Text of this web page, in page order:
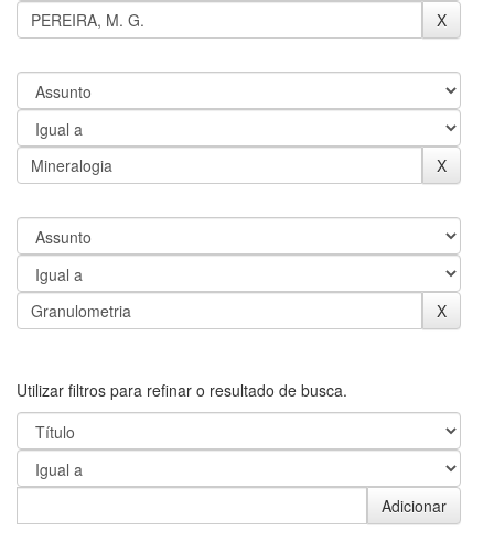
Utilizar filtros para refinar o resultado de busca.